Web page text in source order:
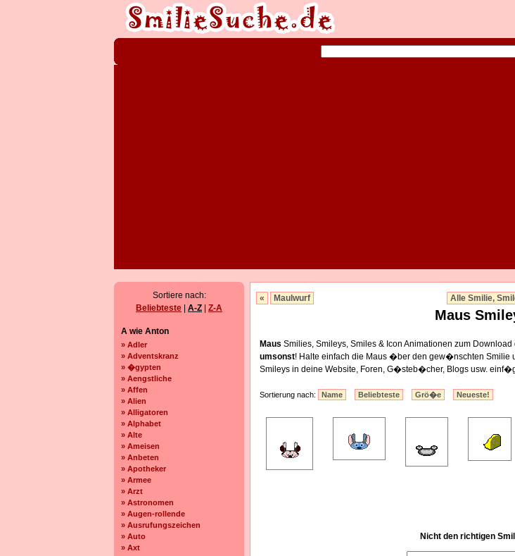
Sortiere nach:
Beliebteste
A-Z Z-A
A wie Anton
» Adler
» Adventskranz
» �gypten
» Aengstliche
» Affen
» Alien
» Alligatoren
» Alphabet
» Alte
» Ameisen
» Anbeten
» Apotheker
» Armee
» Arzt
» Astronomen
» Augen-rollende
» Ausrufungszeichen
» Auto
» Axt
« Maulwurf Alle Smilie,
Maus
Maus Smilies, Smileys, Smiles & Icon Animationen zum Download
umsonst! Halte einfach die Maus �ber den gew�nschten Smilie
Smileys in deine Website, Foren, G�steb�cher, Blogs usw.
Sortierung nach: Name Beliebteste Grö�e Neueste!
Nicht den richtigen